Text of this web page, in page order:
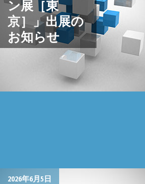
ン展［東
京］」出展の
お知らせ
2026年6月5日